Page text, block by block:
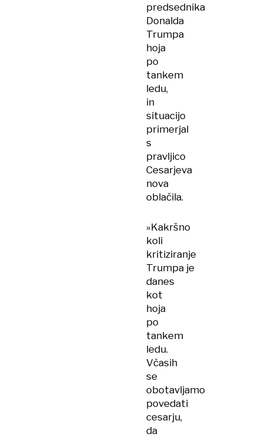
predsednika
Donalda
Trumpa
hoja
po
tankem
ledu,
in
situacijo
primerjal
s
pravljico
Cesarjeva
nova
oblačila.
»Kakršno
koli
kritiziranje
Trumpa je
danes
kot
hoja
po
tankem
ledu.
Včasih
se
obotavljamo
povedati
cesarju,
da